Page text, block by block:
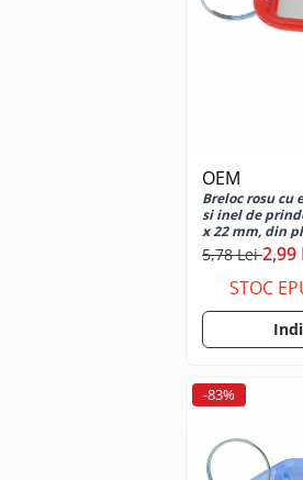
OEM
Breloc rosu cu
si inel de
x 22 mm, din
5,78 Lei2,99
STOC
-83%